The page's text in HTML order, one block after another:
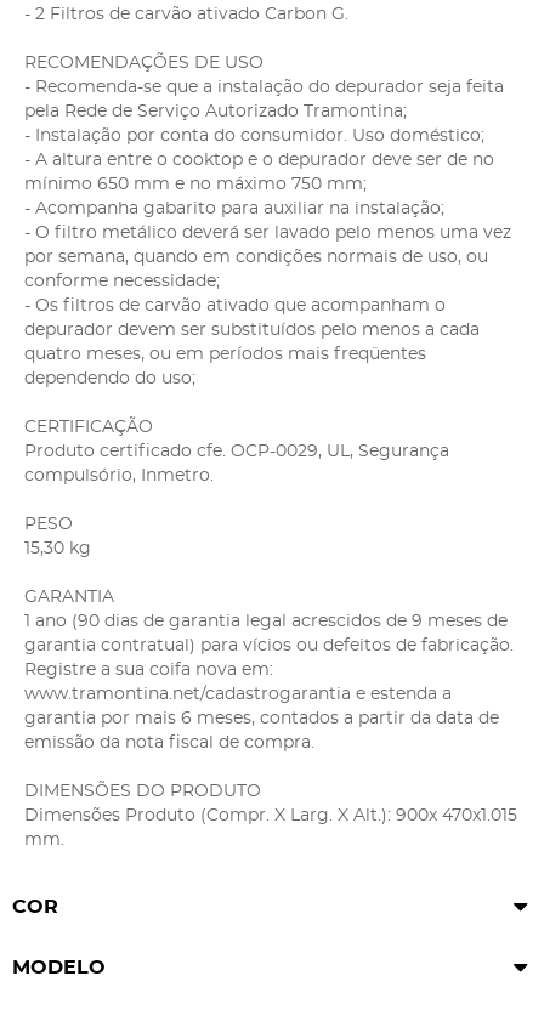
- 2 Filtros de carvão ativado Carbon G.
RECOMENDAÇÕES DE USO
- Recomenda-se que a instalação do depurador seja feita
pela Rede de Serviço Autorizado Tramontina;
- Instalação por conta do consumidor. Uso doméstico;
- A altura entre o cooktop e o depurador deve ser de no
mínimo 650 mm e no máximo 750 mm;
- Acompanha gabarito para auxiliar na instalação;
- O filtro metálico deverá ser lavado pelo menos uma vez
por semana, quando em condições normais de uso, ou
conforme necessidade;
- Os filtros de carvão ativado que acompanham o
depurador devem ser substituídos pelo menos a cada
quatro meses, ou em períodos mais freqüentes
dependendo do uso;
CERTIFICAÇÃO
Produto certificado cfe. OCP-0029, UL, Segurança
compulsório, Inmetro.
PESO
15,30 kg
GARANTIA
1 ano (90 dias de garantia legal acrescidos de 9 meses de
garantia contratual) para vícios ou defeitos de fabricação.
Registre a sua coifa nova em:
www.tramontina.net/cadastrogarantia e estenda a
garantia por mais 6 meses, contados a partir da data de
emissão da nota fiscal de compra.
DIMENSÕES DO PRODUTO
Dimensões Produto (Compr. X Larg. X Alt.): 900x 470x1.015
mm.
COR
MODELO